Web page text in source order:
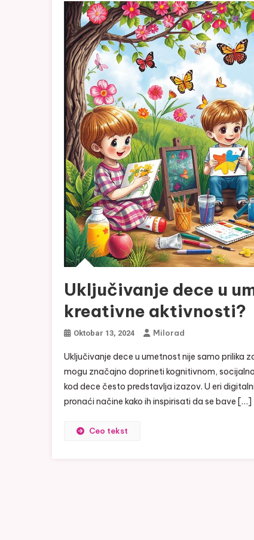
Uključivanje dece u
kreativne aktivnosti?
Oktobar 13, 2024 Milorad
Uključivanje dece u umetnost nije samo prilika
mogu značajno doprineti kognitivnom,
kod dece često predstavlja izazov. U eri
pronaći načine kako ih inspirisati da se bave […]
Ceo tekst